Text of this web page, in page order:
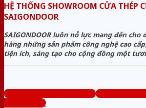
HỆ THỐNG SHOWROOM CỬA THÉP
SAIGONDOOR
SAIGONDOOR luôn nỗ lực mang đến cho
hàng những sản phẩm công nghệ cao
tiện ích, sáng tạo cho cộng đồng một
www.cuanhuacomposite.org
Tổng đài tư vấn
0824.400.400